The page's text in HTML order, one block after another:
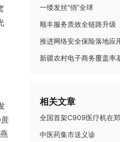
一缕发丝“俏”全球
顺丰服务质效全链路升级
推进网络安全保险落地应
新疆农村电子商务覆盖率
相关文章
全国首架C909医疗机在
中医药集市送义诊